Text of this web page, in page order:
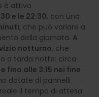
è attivo
e le 22:30, con una
, che può variare a
della giornata. A
notturno, che
a tarda notte: circa
fino alle 3:15 nei fine
dotate di pannelli
il tempo di attesa